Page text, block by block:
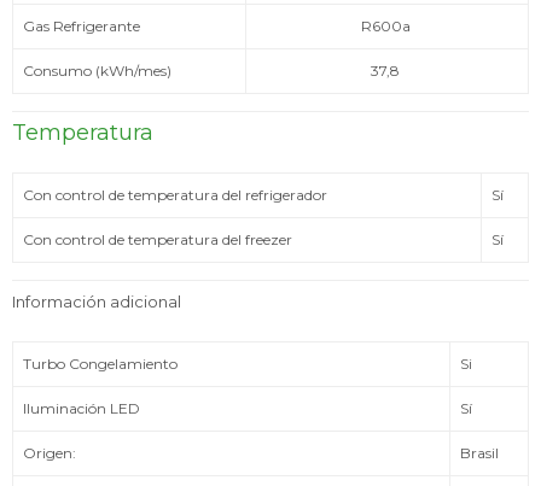
Gas Refrigerante R600a
Consumo (kWh/mes) 37,8
Temperatura
Con control de temperatura del refrigerador Sí
Con control de temperatura del freezer Sí
Información adicional
Turbo Congelamiento Si
Iluminación LED Sí
Origen: Brasil